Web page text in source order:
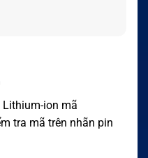
ion mã
tra mã trên nhãn pin